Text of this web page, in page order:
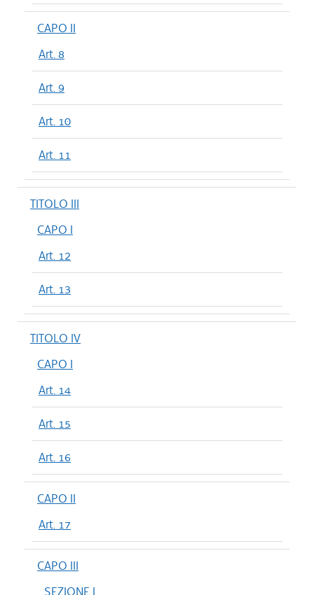
CAPO II
Art. 8
Art. 9
Art. 10
Art. 11
TITOLO III
CAPO I
Art. 12
Art. 13
TITOLO IV
CAPO I
Art. 14
Art. 15
Art. 16
CAPO II
Art. 17
CAPO III
SEZIONE I